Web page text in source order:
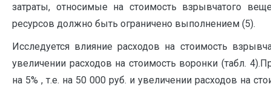
затраты, относимые на стоимость взрывчатого
ресурсов должно быть ограничено выполнением (5).
Исследуется влияние расходов на стоимость
увеличении расходов на стоимость воронки (табл.
на 5% , т.е. на 50 000 руб. и увеличении расходов на